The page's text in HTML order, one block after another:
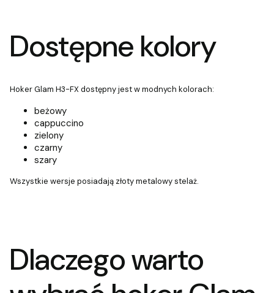
Dostępne kolory
Hoker Glam H3-FX dostępny jest w modnych kolorach:
beżowy
cappuccino
zielony
czarny
szary
Wszystkie wersje posiadają złoty metalowy stelaż.
Dlaczego warto